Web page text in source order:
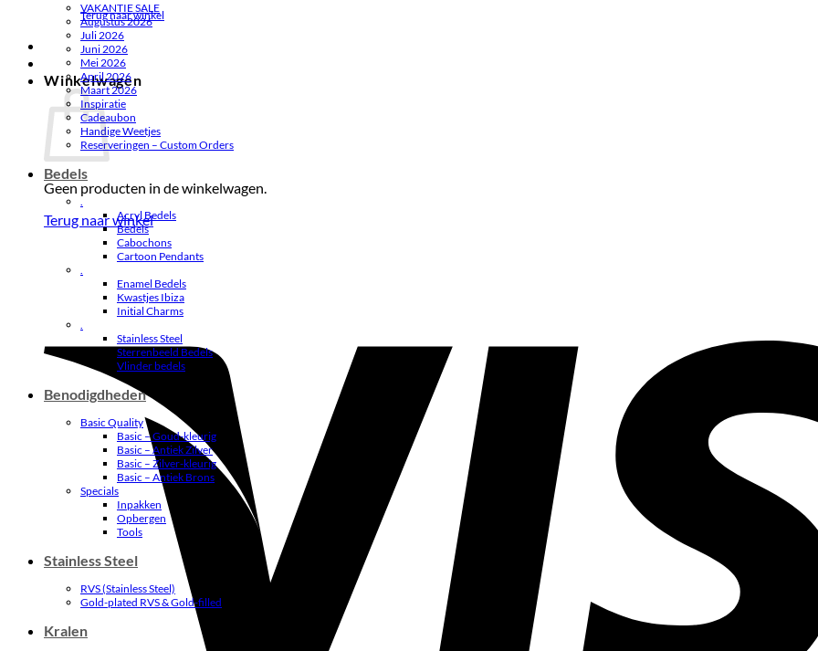
Terug naar winkel
Winkelwagen
Geen producten in de winkelwagen.
Terug naar winkel
VAKANTIE SALE
Augustus 2026
Juli 2026
Juni 2026
Mei 2026
April 2026
Maart 2026
Inspiratie
Cadeaubon
Handige Weetjes
Reserveringen – Custom Orders
Bedels
.
Acryl Bedels
Bedels
Cabochons
Cartoon Pendants
.
Enamel Bedels
Kwastjes Ibiza
Initial Charms
.
Stainless Steel
Sterrenbeeld Bedels
Vlinder bedels
Benodigdheden
Basic Quality
Basic – Goud-kleurig
Basic – Antiek Zilver
Basic – Zilver-kleurig
Basic – Antiek Brons
Specials
Inpakken
Opbergen
Tools
Stainless Steel
RVS (Stainless Steel)
Gold-plated RVS & Gold-filled
Kralen